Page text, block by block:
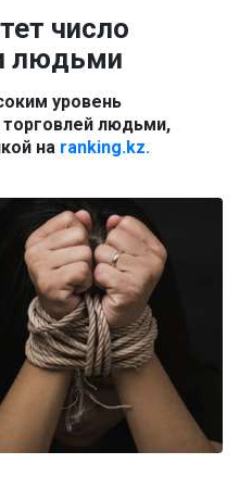
число
людьми
уровень
торговлей людьми,
на ranking.kz.